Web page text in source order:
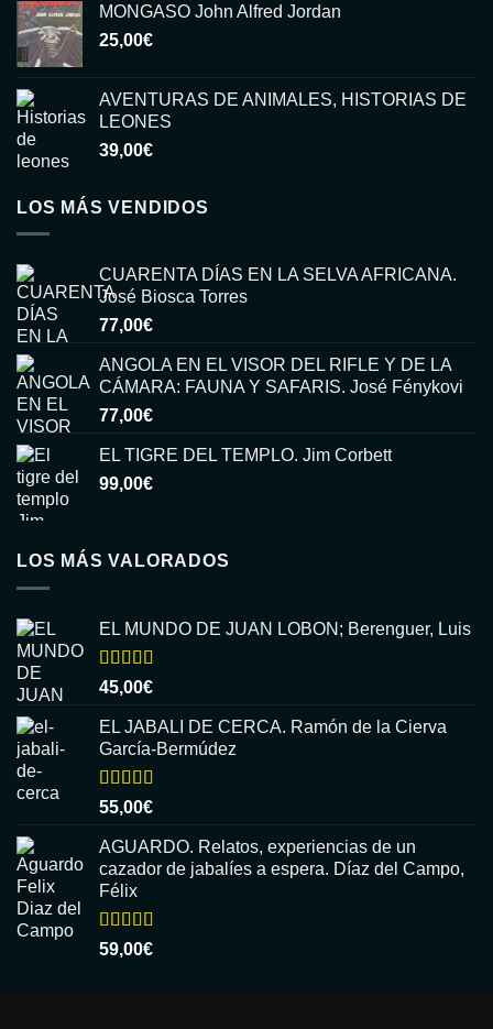
originalactual
MONGASO John Alfred Jordan
25,00€
AVENTURAS DE ANIMALES, HISTORIAS DE
LEONES
39,00€
LOS MÁS VENDIDOS
CUARENTA DÍAS EN LA SELVA AFRICANA.
José Biosca Torres
77,00€
ANGOLA EN EL VISOR DEL RIFLE Y DE LA
CÁMARA: FAUNA Y SAFARIS. José Fénykovi
77,00€
EL TIGRE DEL TEMPLO. Jim Corbett
99,00€
LOS MÁS VALORADOS
EL MUNDO DE JUAN LOBON; Berenguer, Luis
Valorado
con
5
45,00€
EL JABALI DE CERCA. Ramón de la Cierva
García-Bermúdez
Valorado
con
5
55,00€
AGUARDO. Relatos, experiencias de un
cazador de jabalíes a espera. Díaz del Campo,
Félix
Valorado
con
59,00€